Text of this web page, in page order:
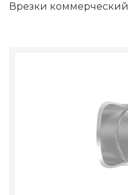
Врезки коммерческий